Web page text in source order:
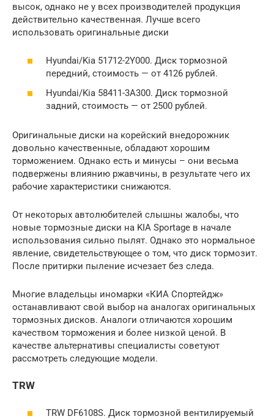
высок, однако не у всех производителей продукция
действительно качественная. Лучше всего
использовать оригинальные диски
Hyundai/Kia 51712-2Y000. Диск тормозной
передний, стоимость — от 4126 рублей.
Hyundai/Kia 58411-3A300. Диск тормозной
задний, стоимость — от 2500 рублей.
Оригинальные диски на корейский внедорожник
довольно качественные, обладают хорошим
торможением. Однако есть и минусы – они весьма
подвержены влиянию ржавчины, в результате чего их
рабочие характеристики снижаются.
От некоторых автолюбителей слышны жалобы, что
новые тормозные диски на KIA Sportage в начале
использования сильно пылят. Однако это нормальное
явление, свидетельствующее о том, что диск тормозит.
После притирки пыление исчезает без следа.
Многие владельцы иномарки «КИА Спортейдж»
останавливают свой выбор на аналогах оригинальных
тормозных дисков. Аналоги отличаются хорошим
качеством торможения и более низкой ценой. В
качестве альтернативы специалисты советуют
рассмотреть следующие модели.
TRW
TRW DF6108S. Диск тормозной вентилируемый